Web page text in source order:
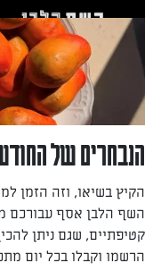
לאזור
תוכן
תחתון
חזרה לעמוד הבית
—
הנבחרים של
הקיץ בשיאו, וזה הזמן
השף הלבן אסף עבורכם
קטיפתיים, שגם ניתן
הרשמו וקבלו בכל יום